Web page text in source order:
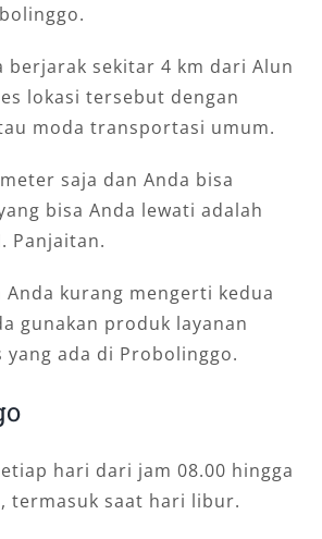
sekitar 4 km dari Alun
lokasi tersebut dengan
moda transportasi umum.
saja dan Anda bisa
bisa Anda lewati adalah
Panjaitan.
Anda kurang mengerti kedua
gunakan produk layanan
ada di Probolinggo.
hari dari jam 08.00 hingga
termasuk saat hari libur.